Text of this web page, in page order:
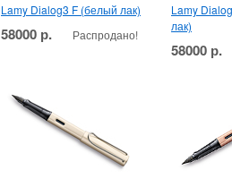
Lamy Dialog3 F (белый лак)
58000 р. Распродано!
Lamy
лак)
58000 р.